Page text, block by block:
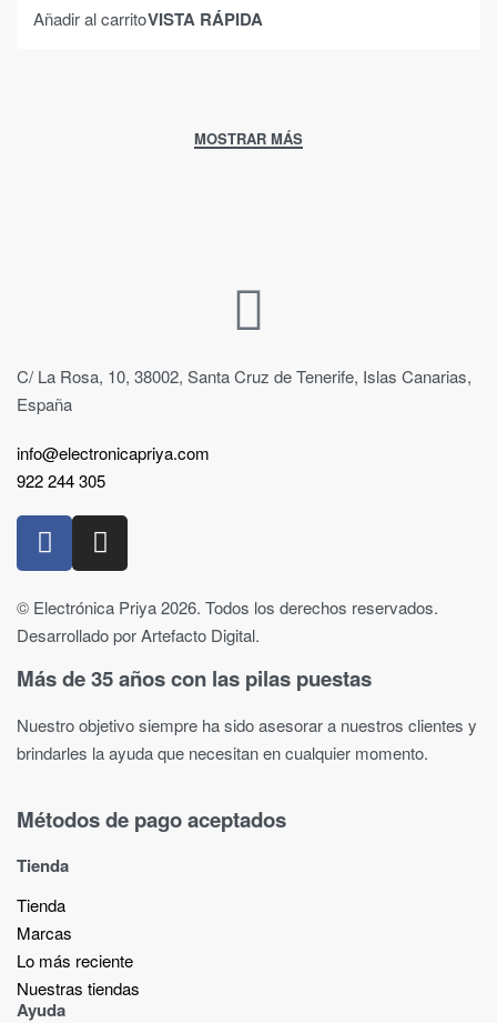
Añadir al carritoVISTA RÁPIDA
C/ La Rosa, 10, 38002, Santa Cruz de Tenerife, Islas Canarias,
España
info@electronicapriya.com
922 244 305
© Electrónica Priya 2026. Todos los derechos reservados.
Desarrollado por Artefacto Digital.
Más de 35 años con las pilas puestas
Nuestro objetivo siempre ha sido asesorar a nuestros clientes y
brindarles la ayuda que necesitan en cualquier momento.
Métodos de pago aceptados
Tienda
Tienda
Marcas
Lo más reciente​
Nuestras tiendas​
Ayuda